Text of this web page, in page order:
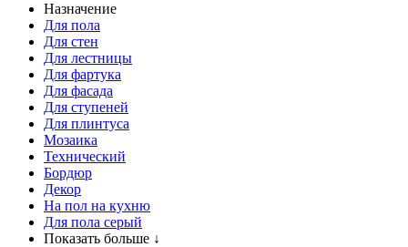
Назначение
Для пола
Для стен
Для лестницы
Для фартука
Для фасада
Для ступеней
Для плинтуса
Мозаика
Технический
Бордюр
Декор
На пол на кухню
Для пола серый
Показать больше ↓